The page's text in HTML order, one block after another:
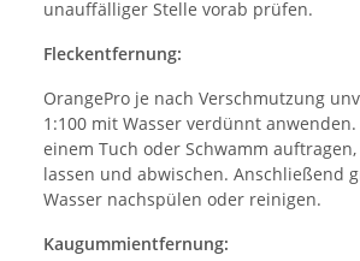
unauffälliger Stelle vorab prüfen.
Fleckentfernung:
OrangePro je nach Verschmutzung
1:100 mit Wasser verdünnt
einem Tuch oder Schwamm
lassen und abwischen. Anschließend
Wasser nachspülen oder reinigen.
Kaugummientfernung: